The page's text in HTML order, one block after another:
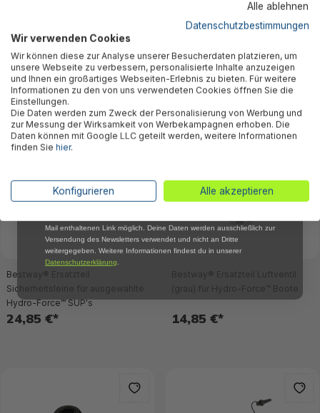
Bestway® Ersatzteil Elastisches
Band für (schwarz/230cm) für
Hydro-Force™ SUP's (P03797)
8,85 €*
Sicherheitsleine für Hydro-
Force™ Compact Surf Surfboard
243 x 57 x 7 cm (65336)
19,85 €*
Bestway® Ersatzteil
Sicherheitsleine für ausgewählte
Hydro-Force™ SUP's
24,85 €*
Bestway® Ersatzteil Luftventil
(grau) für Hydro-Force™ Boote
14,85 €*
Alle ablehnen
Datenschutzbestimmungen
Wir verwenden Cookies
Wir können diese zur Analyse unserer Besucherdaten platzieren, um
unsere Webseite zu verbessern, personalisierte Inhalte anzuzeigen
und Ihnen ein großartiges Webseiten-Erlebnis zu bieten. Für weitere
Informationen zu den von uns verwendeten Cookies öffnen Sie die
Einstellungen.
Die Daten werden zum Zweck der Personalisierung von Werbung und
zur Messung der Wirksamkeit von Werbekampagnen erhoben. Die
Daten können mit Google LLC geteilt werden, weitere Informationen
finden Sie hier.
Konfigurieren Alle akzeptieren
FÜR DICH
Abonniere jetzt unseren kostenlosen
Newsletter, verpasse keine Neuigkeiten und
Aktionen mehr und sichere Dir 5 %
Willkommensrabatt auf nicht reduzierte Ware
bei Deiner ersten Bestellung !*
Email
*Mit der Anmeldung zum Newsletter stimmst du zu, regelmäßig per E-
Mail über aktuelle Angebote, Aktionen und Produktneuheiten
Mail enthaltenen Link möglich. Deine Daten werden ausschließlich zur
Versendung des Newsletters verwendet und nicht an Dritte
weitergegeben. Weitere Informationen findest du in unserer
Datenschutzerklärung